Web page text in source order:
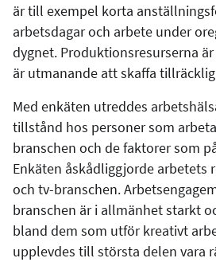
är till exempel korta
arbetsdagar och arbete under
dygnet. Produktionsresurserna
är utmanande att skaffa
Med enkäten utreddes
tillstånd hos personer som
branschen och de faktorer som
Enkäten åskådliggjorde arbetets
och tv-branschen.
branschen är i allmänhet starkt
bland dem som utför kreativt
upplevdes till största delen vara